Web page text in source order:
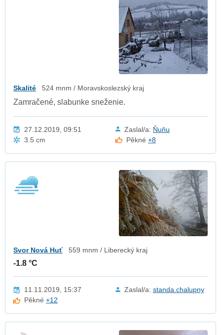
Skalité 524 mnm / Moravskoslezský kraj
Zamračené, slabunke sneženie.
27.12.2019, 09:51 Zaslal/a: Ňuňu
3.5 cm
Pěkné+8
Svor Nová Huť 559 mnm / Liberecký kraj
-1.8 °C
11.11.2019, 15:37 Zaslal/a: standa.chalupny
Pěkné+12